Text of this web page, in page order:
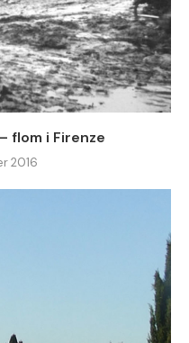
flom i Firenze
2016